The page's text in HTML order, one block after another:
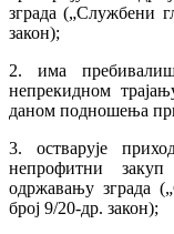
зграда („Службени
закон);
2. има
непрекидном
даном подношења
3. остварује
непрофитни
одржавању зграда
број 9/20-др. закон);